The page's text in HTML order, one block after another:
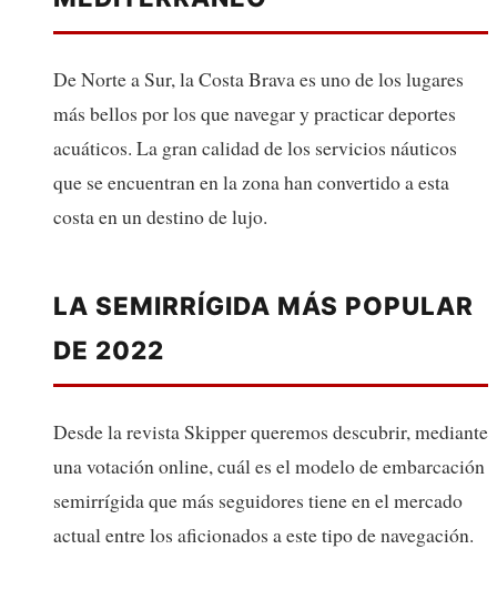
De Norte a Sur, la Costa Brava es uno de los lugares
más bellos por los que navegar y practicar deportes
acuáticos. La gran calidad de los servicios náuticos
que se encuentran en la zona han convertido a esta
costa en un destino de lujo.
LA SEMIRRÍGIDA MÁS POPULAR
DE 2022
Desde la revista Skipper queremos descubrir, mediante
una votación online, cuál es el modelo de embarcación
semirrígida que más seguidores tiene en el mercado
actual entre los aficionados a este tipo de navegación.